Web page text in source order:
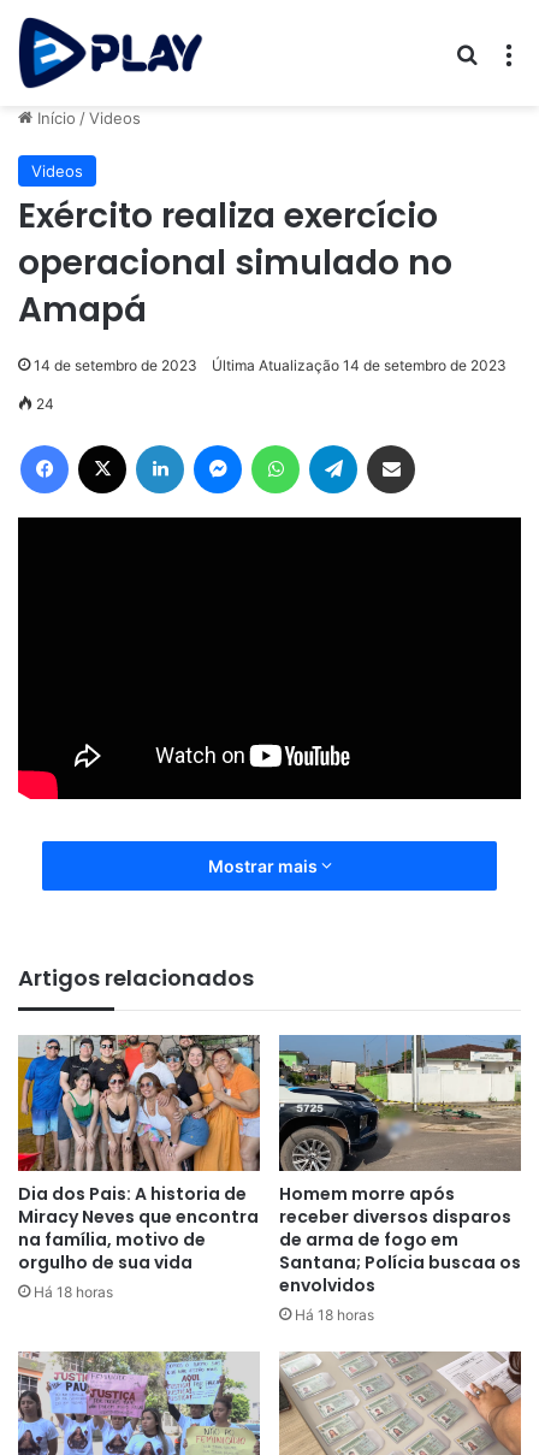
Início /Videos
Videos
Exército realiza exercício
operacional simulado no
Amapá
14 de setembro de 2023 Última Atualização 14 de setembro de 2023
24
Mostrar mais
Artigos relacionados
Dia dos Pais: A historia de
Miracy Neves que encontra
na família, motivo de
orgulho de sua vida
Há 18 horas
Homem morre após
receber diversos disparos
de arma de fogo em
Santana; Polícia buscaa os
envolvidos
Há 18 horas